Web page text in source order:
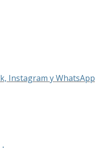
Instagram y WhatsApp